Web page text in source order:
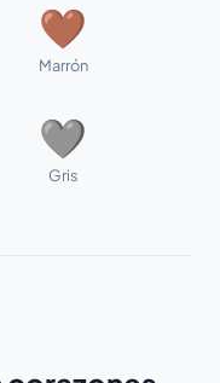
🤎
Marrón
🩶
Gris